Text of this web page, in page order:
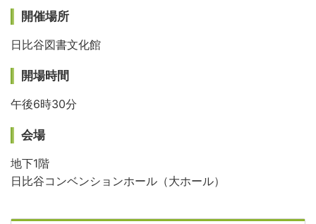
開催場所
日比谷図書文化館
開場時間
午後6時30分
会場
地下1階
日比谷コンベンションホール（大ホール）